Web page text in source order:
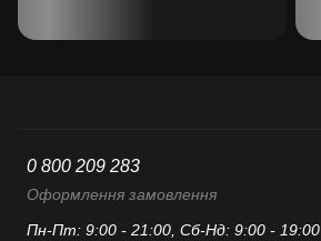
0 800 209 283
Оформлення замовлення
Пн-Пт: 9:00 - 21:00, Сб-Нд: 9:00 - 19:00